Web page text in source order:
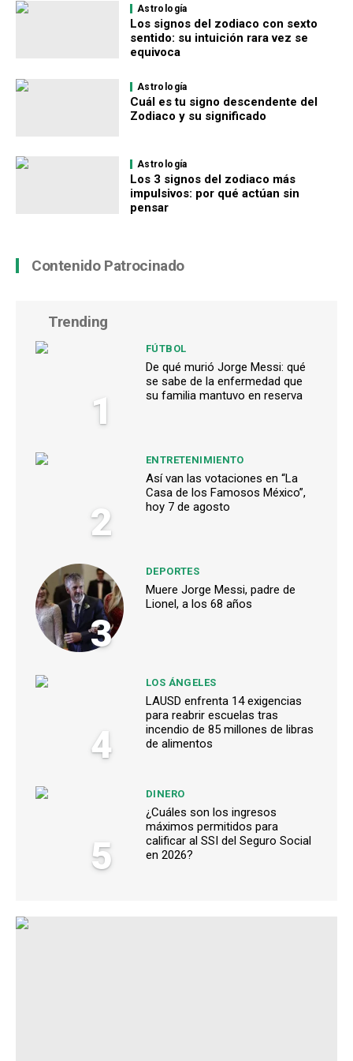
Astrología
Los signos del zodiaco con sexto
sentido: su intuición rara vez se
equivoca
Astrología
Cuál es tu signo descendente del
Zodiaco y su significado
Astrología
Los 3 signos del zodiaco más
impulsivos: por qué actúan sin
pensar
Contenido Patrocinado
Trending
1
FÚTBOL
De qué murió Jorge Messi: qué
se sabe de la enfermedad que
su familia mantuvo en reserva
2
ENTRETENIMIENTO
Así van las votaciones en “La
Casa de los Famosos México”,
hoy 7 de agosto
3
DEPORTES
Muere Jorge Messi, padre de
Lionel, a los 68 años
4
LOS ÁNGELES
LAUSD enfrenta 14 exigencias
para reabrir escuelas tras
incendio de 85 millones de libras
de alimentos
5
DINERO
¿Cuáles son los ingresos
máximos permitidos para
calificar al SSI del Seguro Social
en 2026?